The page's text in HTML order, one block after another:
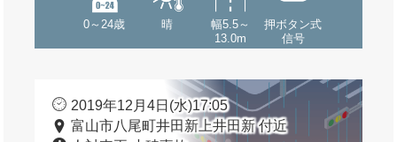
0～24歳 晴
幅5.5～
13.0m
押ボタン式
信号
2019年12月4日(水)17:05
富山市八尾町井田新上井田新 付近